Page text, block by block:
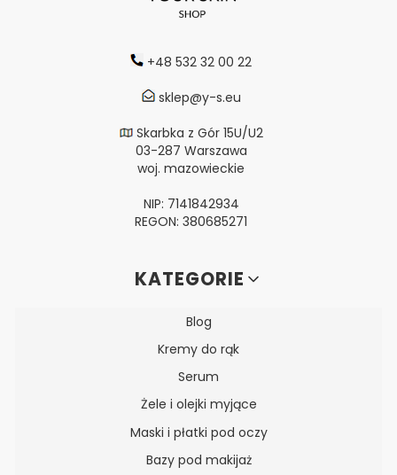
+48 532 32 00 22
sklep@y-s.eu
Skarbka z Gór 15U/U2
03-287 Warszawa
woj. mazowieckie
NIP: 7141842934
REGON: 380685271
Linki w stopceKATEGORIE
Blog
Kremy do rąk
Serum
Żele i olejki myjące
Maski i płatki pod oczy
Bazy pod makijaż